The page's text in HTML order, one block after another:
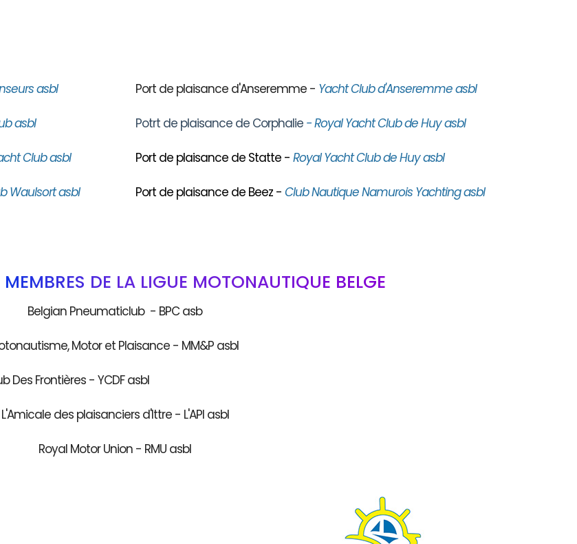
asbl
asbl
Club asbl
Waulsort asbl
Port de plaisance d'Anseremme - Yacht Club d'Anseremme asbl
Potrt de plaisance de Corphalie - Royal Yacht Club de Huy asbl
Port de plaisance de Statte - Royal Yacht Club de Huy asbl
Port de plaisance de Beez - Club Nautique Namurois Yachting asbl
DE LA LIGUE MOTONAUTIQUE BELGE
Belgian Pneumaticlub - BPC asb
Motor et Plaisance - MM&P asbl
Des Frontières - YCDF asbl
L'Amicale des plaisanciers d'Ittre - L'API asbl
Royal Motor Union - RMU asbl